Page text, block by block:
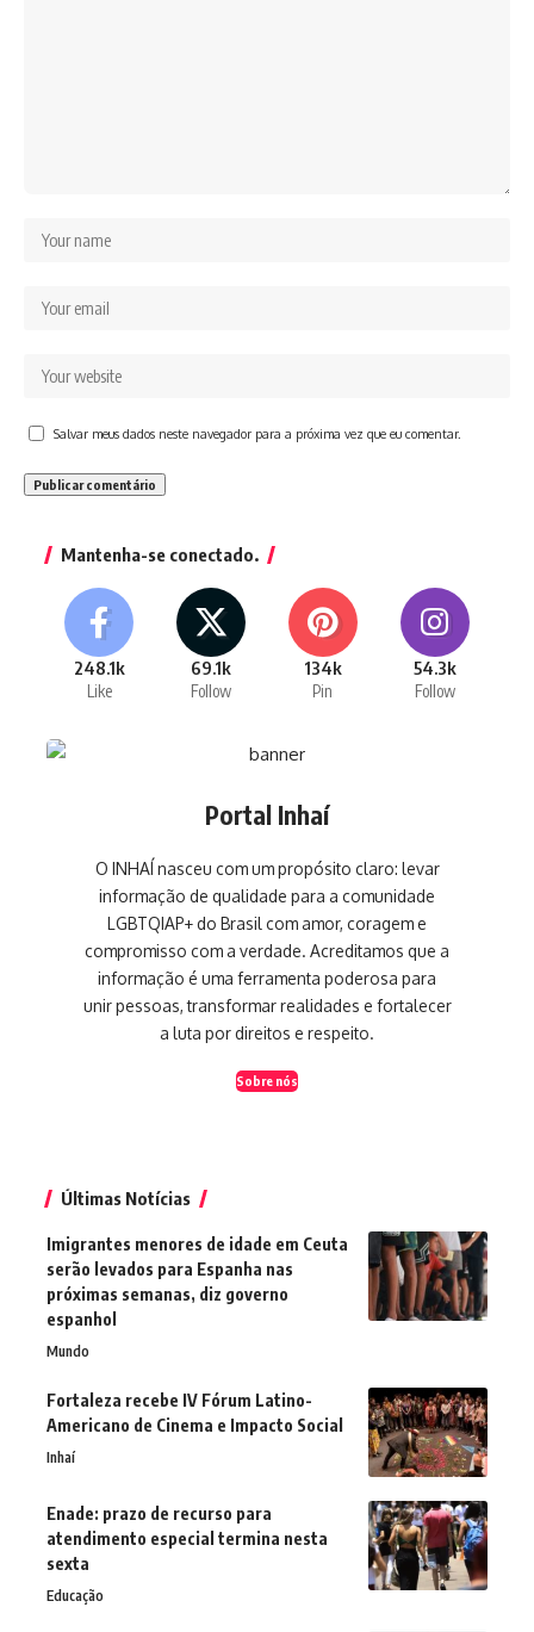
Salvar meus dados neste navegador para a próxima vez que eu comentar.
Mantenha-se conectado.
248.1k
Like
69.1k
Follow
134k
Pin
54.3k
Follow
Portal Inhaí
O INHAÍ nasceu com um propósito claro: levar
informação de qualidade para a comunidade
LGBTQIAP+ do Brasil com amor, coragem e
compromisso com a verdade. Acreditamos que a
informação é uma ferramenta poderosa para
unir pessoas, transformar realidades e fortalecer
a luta por direitos e respeito.
Sobre nós
Últimas Notícias
Imigrantes menores de idade em Ceuta
serão levados para Espanha nas
próximas semanas, diz governo
espanhol
Mundo
Fortaleza recebe IV Fórum Latino-
Americano de Cinema e Impacto Social
Inhaí
Enade: prazo de recurso para
atendimento especial termina nesta
sexta
Educação